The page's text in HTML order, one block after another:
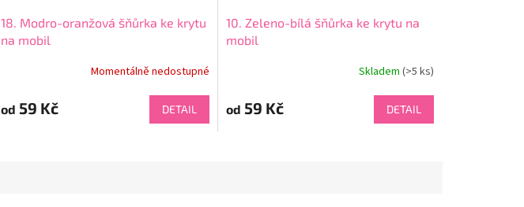
18. Modro-oranžová šňůrka ke krytu
na mobil
Momentálně nedostupné
od 59 Kč DETAIL
10. Zeleno-bílá šňůrka ke krytu na
mobil
Skladem (>5 ks)
od 59 Kč DETAIL